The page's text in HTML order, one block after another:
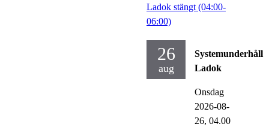
Ladok stängt (04:00-
06:00)
26
aug
Systemunderhåll
Ladok
Onsdag
2026-08-
26, 04.00